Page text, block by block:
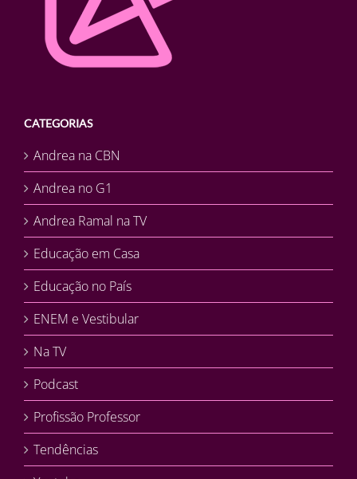
CATEGORIAS
Andrea na CBN
Andrea no G1
Andrea Ramal na TV
Educação em Casa
Educação no País
ENEM e Vestibular
Na TV
Podcast
Profissão Professor
Tendências